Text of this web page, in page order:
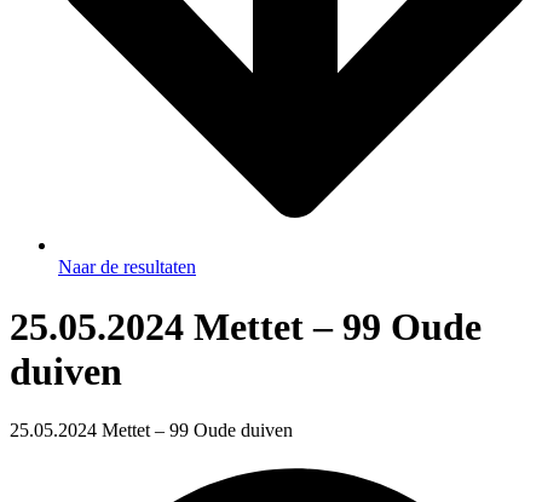
Naar de resultaten
25.05.2024 Mettet – 99 Oude
duiven
25.05.2024 Mettet – 99 Oude duiven